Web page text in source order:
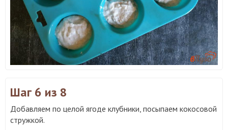
Шаг 6 из 8
Добавляем по целой ягоде клубники, посыпаем кокосовой
стружкой.